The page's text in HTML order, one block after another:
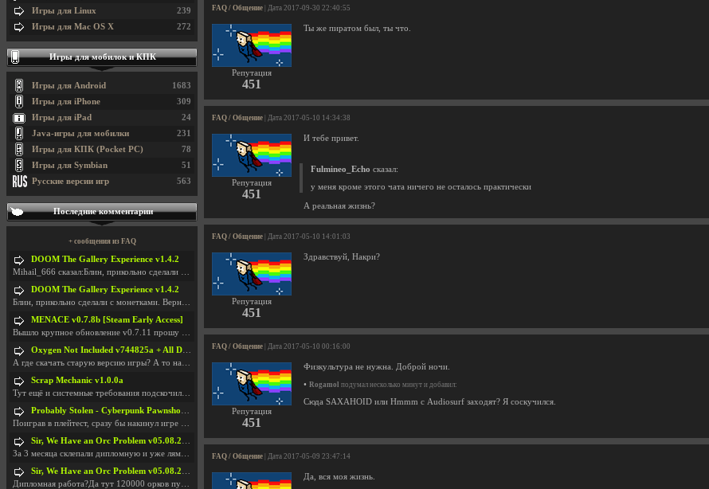
FAQ / Общение | Дата 2017-09-30 22:40:55
Репутация
451
Ты же пиратом был, ты что.
FAQ / Общение | Дата 2017-05-10 14:34:38
Репутация
451
И тебе привет.
Fulmineo_Echo сказал:
у меня кроме этого чата ничего не осталось практически
А реальная жизнь?
FAQ / Общение | Дата 2017-05-10 14:01:03
Репутация
451
Здравствуй, Накри?
FAQ / Общение | Дата 2017-05-10 00:16:00
Репутация
451
Физкультура не нужна. Доброй ночи.
• Rogamol подумал несколько минут и добавил:
Сюда SAXAHOID или Hmmm с Audiosurf заходят? Я соскучился.
FAQ / Общение | Дата 2017-05-09 23:47:14
Да, вся моя жизнь.
239
Игры для Linux
272
Игры для Mac OS X
Игры для мобилок и КПК
1683
Игры для Android
309
Игры для iPhone
24
Игры для iPad
231
Java-игры для мобилки
78
Игры для КПК (Pocket PC)
51
Игры для Symbian
563
Русские версии игр
Последние комментарии
+ сообщения из FAQ
DOOM The Gallery Experience v1.4.2
Mihail_666 сказал:Блин, прикольно сделали с монетк
DOOM The Gallery Experience v1.4.2
Блин, прикольно сделали с монетками. Вернулся в св
MENACE v0.7.8b [Steam Early Access]
Вышло крупное обновление v0.7.11 прошу обновить
Oxygen Not Included v744825a + All DLC
А где скачать старую версию игры? А то на новой но
Scrap Mechanic v1.0.0a
Тут ещё и системные требования подскочили. Если не
Probably Stolen - Cyberpunk Pawnshop Simulator v048c [Playtest]
Поиграв в плейтест, сразу бы накинул игре наивысши
Sir, We Have an Orc Problem v05.08.2026
За 3 месяца склепали дипломную и уже лям двести ба
Sir, We Have an Orc Problem v05.08.2026
Дипломная работа?Да тут 120000 орков путь выбирают